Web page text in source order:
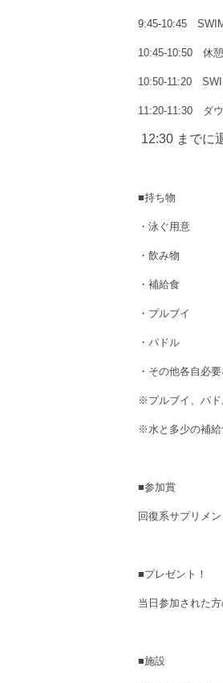
9:45-10:45
10:45-10:50 休憩
10:50-11:20
11:20-11:30 ダ
12:30 までに
■持ち物
・泳ぐ用意
・飲み物
・補給食
・プルブイ
・パドル
・その他各自必
※プルブイ、パド
※水と多少の補給
■参加賞
回復系サプリメ
■プレゼント！
当日参加された
■施設